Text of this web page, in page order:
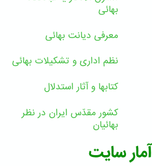
بهائی
معرفی دیانت بهائی
نظم اداری و تشکیلات بهائی
کتابها و آثار استدلال
کشور مقدّس ایران در نظر
بهائیان
آمار سایت